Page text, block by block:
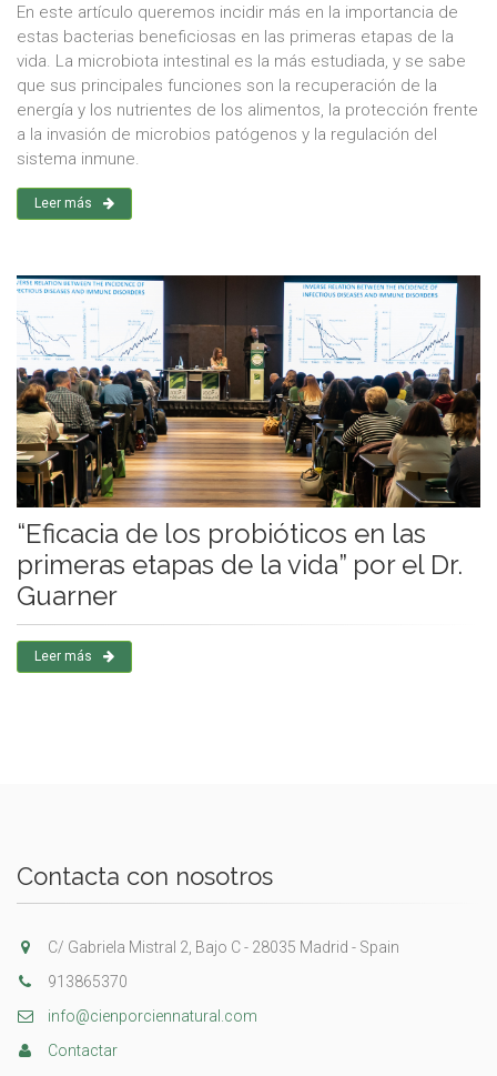
En este artículo queremos incidir más en la importancia de
estas bacterias beneficiosas en las primeras etapas de la
vida. La microbiota intestinal es la más estudiada, y se sabe
que sus principales funciones son la recuperación de la
energía y los nutrientes de los alimentos, la protección frente
a la invasión de microbios patógenos y la regulación del
sistema inmune.
Leer más
“Eficacia de los probióticos en las
primeras etapas de la vida” por el Dr.
Guarner
Leer más
Contacta con nosotros
C/ Gabriela Mistral 2, Bajo C - 28035 Madrid - Spain
913865370
info@cienporciennatural.com
Contactar